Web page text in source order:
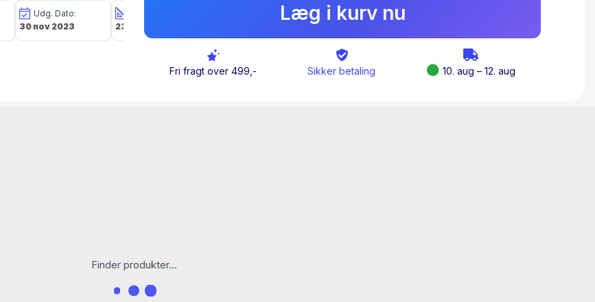
Udg. Dato:
30 nov 2023
23,9 x 21,8 x 1,2
Forfatter(e):
Jakob Lund
Læg i kurv nu
Fri fragt over 499,- Sikker betaling 10. aug – 12. aug
Finder produkter...